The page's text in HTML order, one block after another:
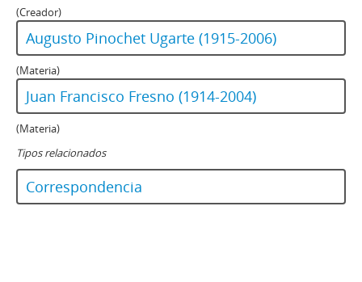
(Creador)
Augusto Pinochet Ugarte (1915-2006)
(Materia)
Juan Francisco Fresno (1914-2004)
(Materia)
Tipos relacionados
Correspondencia